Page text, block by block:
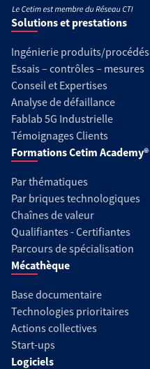
Solutions et prestations
Ingénierie produits/procédés
Essais – contrôles – mesures
Conseil et Expertises
Analyse de défaillance
Fablab 5G Industrielle
Témoignages Clients
Formations Cetim Academy®
Par thématiques
Par briques technologiques
Chaînes de valeur
Qualifiantes - Certifiantes
Parcours de spécialisation
Mécathèque
Base documentaire
Technologies prioritaires
Actions collectives
Start-ups
Logiciels